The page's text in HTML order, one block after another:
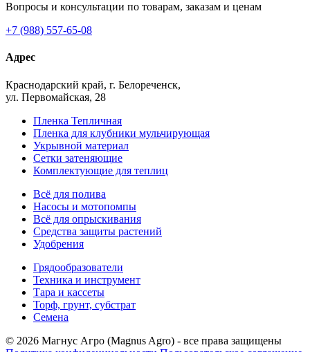
Вопросы и консультации по товарам, заказам и ценам
+7 (988) 557-65-08
Адрес
Краснодарский край, г. Белореченск,
ул. Первомайская, 28
Пленка Тепличная
Пленка для клубники мульчирующая
Укрывной материал
Сетки затеняющие
Комплектующие для теплиц
Всё для полива
Насосы и мотопомпы
Всё для опрыскивания
Средства защиты растений
Удобрения
Грядообразователи
Техника и инструмент
Тара и кассеты
Торф, грунт, субстрат
Семена
© 2026 Магнус Агро (Magnus Agro) - все права защищены